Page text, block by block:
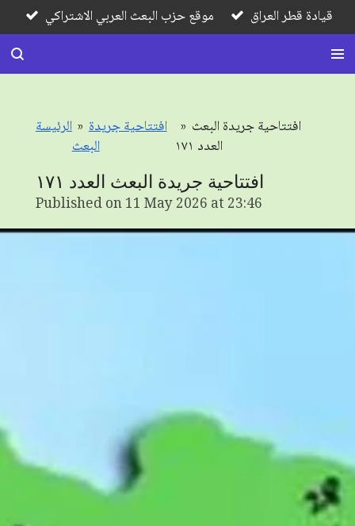
Skip
to
main
content
موقع حزب البعث العربي الاشتراكي قيادة قطر العراق
الرئيسة » افتتاحية جريدة
البعث
» افتتاحية جريدة البعث
العدد ١٧١
افتتاحية جريدة البعث العدد ١٧١
Published on 11 May 2026 at 23:46